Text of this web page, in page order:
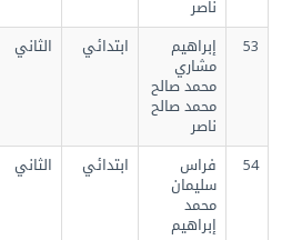
إبراهيم
مشاري
محمد صالح
محمد صالح
ابتدائي الثاني
فراس
سليمان
محمد
إبراهيم
ابتدائي الثاني